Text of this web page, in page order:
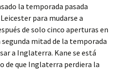
la temporada pasada
para mudarse a
de solo cinco aperturas en
mitad de la temporada
a Inglaterra. Kane se está
de que Inglaterra perdiera la